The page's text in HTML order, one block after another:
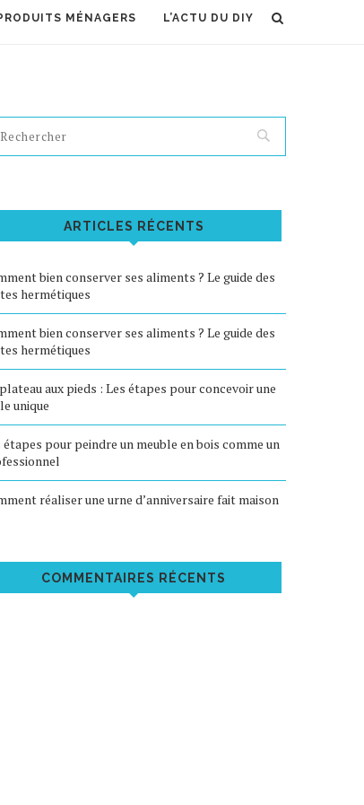
MÉNAGERS L’ACTU DU DIY
ARTICLES RÉCENTS
bien conserver ses aliments ? Le guide des
hermétiques
bien conserver ses aliments ? Le guide des
hermétiques
aux pieds : Les étapes pour concevoir une
unique
étapes pour peindre un meuble en bois comme un
réaliser une urne d’anniversaire fait maison
COMMENTAIRES RÉCENTS